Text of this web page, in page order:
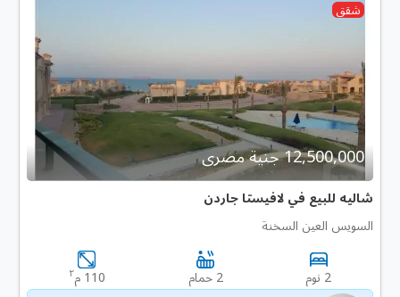
شقق
12,500,000 جنية مصرى
شاليه للبيع في لافيستا جاردن
السويس العين السخنة
2 نوم 2 حمام 110 م ٢